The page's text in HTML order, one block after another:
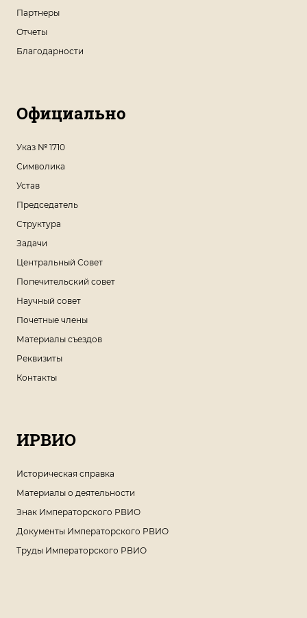
Партнеры
Отчеты
Благодарности
Официально
Указ № 1710
Символика
Устав
Председатель
Структура
Задачи
Центральный Совет
Попечительский совет
Научный совет
Почетные члены
Материалы съездов
Реквизиты
Контакты
ИРВИО
Историческая справка
Материалы о деятельности
Знак Императорского РВИО
Документы Императорского РВИО
Труды Императорского РВИО